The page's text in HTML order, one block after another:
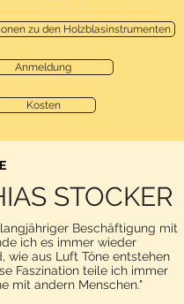
zu den Holzblasinstrumenten
Anmeldung
Kosten
STOCKER
Beschäftigung mit
ich es immer wieder
wie aus Luft Töne entstehen
Faszination teile ich immer
mit andern Menschen."